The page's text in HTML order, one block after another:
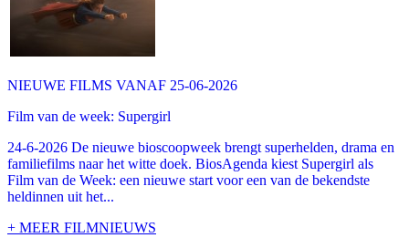
NIEUWE FILMS VANAF 25-06-2026
Film van de week: Supergirl
24-6-2026 De nieuwe bioscoopweek brengt superhelden, drama en
familiefilms naar het witte doek. BiosAgenda kiest Supergirl als
Film van de Week: een nieuwe start voor een van de bekendste
heldinnen uit het...
+ MEER FILMNIEUWS